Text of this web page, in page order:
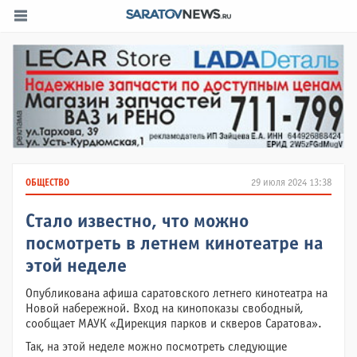
29 июля 2024 13:38
ОБЩЕСТВО
Стало известно, что можно
посмотреть в летнем кинотеатре на
этой неделе
Опубликована афиша саратовского летнего кинотеатра на
Новой набережной. Вход на кинопоказы свободный,
сообщает МАУК «Дирекция парков и скверов Саратова».
Так, на этой неделе можно посмотреть следующие